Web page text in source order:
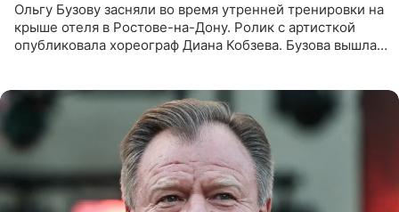
Ольгу Бузову засняли во время утренней тренировки на
крыше отеля в Ростове-на-Дону. Ролик с артисткой
опубликовала хореограф Диана Кобзева. Бузова вышла